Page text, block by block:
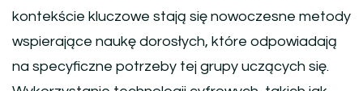
kontekście kluczowe stają się nowoczesne metody
wspierające naukę dorosłych, które odpowiadają
na specyficzne potrzeby tej grupy uczących się.